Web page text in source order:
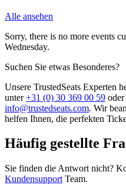
Alle ansehen
Sorry, there is no more events
Wednesday.
Suchen Sie etwas Besonderes?
Unsere TrustedSeats Experten
unter+31 (0) 30 369 00 59
info@trustedseats.com. Wir
helfen Ihnen, die perfekten
Häufig gestellte
Sie finden die Antwort nicht?
Kundensupport Team.